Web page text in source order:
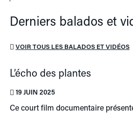
Derniers balados et
VOIR TOUS LES BALADOS ET VIDÉOS
L’écho des plantes
19 JUIN 2025
Ce court film documentaire